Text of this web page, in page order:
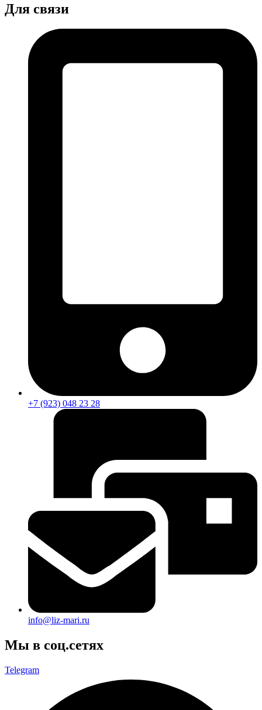
Для связи
+7 (923) 048 23 28
info@liz-mari.ru
Мы в соц.сетях
Telegram